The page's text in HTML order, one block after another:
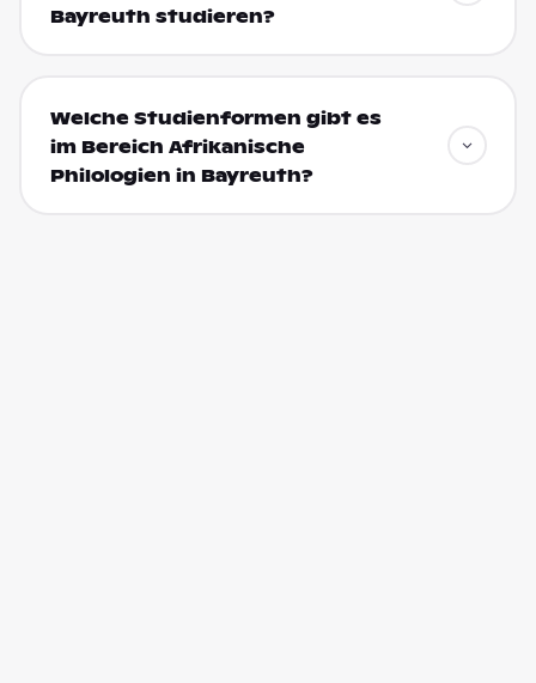
Bayreuth studieren?
Welche Studienformen gibt es
im Bereich Afrikanische
Philologien in Bayreuth?